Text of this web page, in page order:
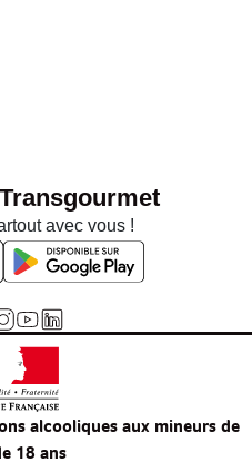
avec vous !
alcooliques aux mineurs de
18 ans